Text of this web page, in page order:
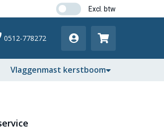
0512-778272
Vlaggenmast kerstboom